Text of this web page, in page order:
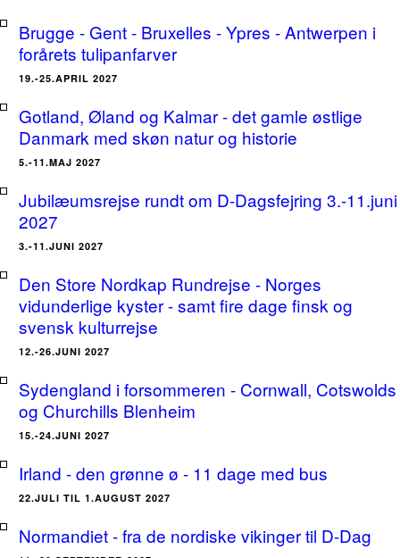
Brugge - Gent - Bruxelles - Ypres - Antwerpen i
forårets tulipanfarver
19.-25.APRIL 2027
Gotland, Øland og Kalmar - det gamle østlige
Danmark med skøn natur og historie
5.-11.MAJ 2027
Jubilæumsrejse rundt om D-Dagsfejring 3.-11.juni
2027
3.-11.JUNI 2027
Den Store Nordkap Rundrejse - Norges
vidunderlige kyster - samt fire dage finsk og
svensk kulturrejse
12.-26.JUNI 2027
Sydengland i forsommeren - Cornwall, Cotswolds
og Churchills Blenheim
15.-24.JUNI 2027
Irland - den grønne ø - 11 dage med bus
22.JULI TIL 1.AUGUST 2027
Normandiet - fra de nordiske vikinger til D-Dag